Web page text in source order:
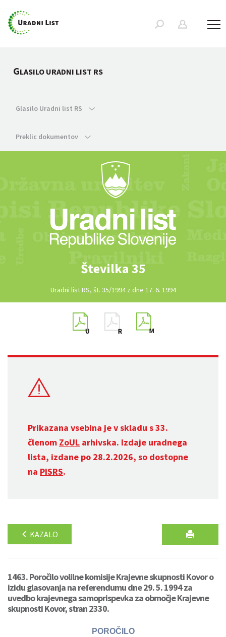
GLASILO URADNI LIST RS
Glasilo Uradni list RS
Preklic dokumentov
Številka 35
Uradni list RS, št. 35/1994 z dne 17. 6. 1994
Prikazana vsebina je v skladu s 33.
členom ZoUL arhivska. Izdaje uradnega
lista, izdane po 28.2.2026, so dostopne
na PISRS.
KAZALO
1463. Poročilo volilne komisije Krajevne skupnosti Kovor o
izidu glasovanja na referendumu dne 29. 5. 1994 za
uvedbo krajevnega samoprispevka za območje Krajevne
skupnosti Kovor, stran 2330.
POROČILO